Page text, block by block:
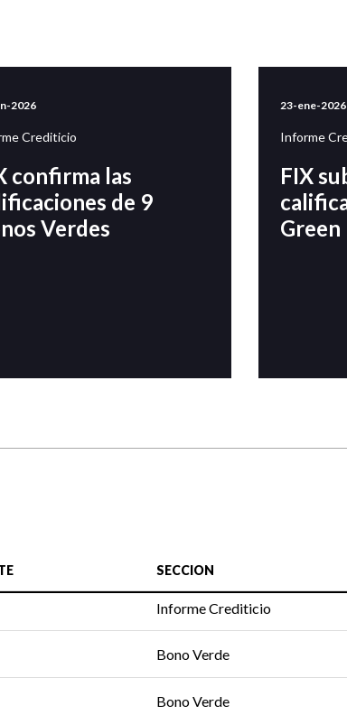
2026
Crediticio
confirma las
de 9
Verdes
23-ene-2026
Informe
FIX
Green
SECCION
Informe Crediticio
Bono Verde
Bono Verde